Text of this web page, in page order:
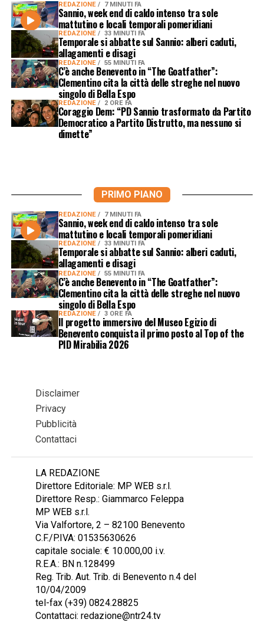
REDAZIONE 7 MINUTI FA
Sannio, week end di caldo intenso tra sole
mattutino e locali temporali pomeridiani
REDAZIONE 33 MINUTI FA
Temporale si abbatte sul Sannio: alberi caduti,
allagamenti e disagi
REDAZIONE 55 MINUTI FA
C’è anche Benevento in “The Goatfather”:
Clementino cita la città delle streghe nel nuovo
singolo di Bella Espo
REDAZIONE 2 ORE FA
Coraggio Dem: “PD Sannio trasformato da Partito
Democratico a Partito Distrutto, ma nessuno si
dimette”
PRIMO PIANO
REDAZIONE 7 MINUTI FA
Sannio, week end di caldo intenso tra sole
mattutino e locali temporali pomeridiani
REDAZIONE 33 MINUTI FA
Temporale si abbatte sul Sannio: alberi caduti,
allagamenti e disagi
REDAZIONE 55 MINUTI FA
C’è anche Benevento in “The Goatfather”:
Clementino cita la città delle streghe nel nuovo
singolo di Bella Espo
REDAZIONE 3 ORE FA
Il progetto immersivo del Museo Egizio di
Benevento conquista il primo posto al Top of the
PID Mirabilia 2026
Disclaimer
Privacy
Pubblicità
Contattaci
LA REDAZIONE
Direttore Editoriale: MP WEB s.r.l.
Direttore Resp.: Giammarco Feleppa
MP WEB s.r.l.
Via Valfortore, 2 – 82100 Benevento
C.F./P.IVA: 01535630626
capitale sociale: € 10.000,00 i.v.
R.E.A.: BN n.128499
Reg. Trib. Aut. Trib. di Benevento n.4 del
10/04/2009
tel-fax (+39) 0824.28825
Contattaci: redazione@ntr24.tv